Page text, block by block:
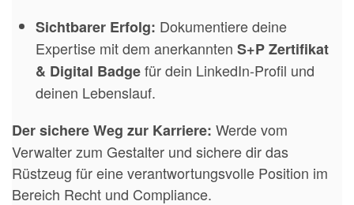
Sichtbarer Erfolg: Dokumentiere deine
Expertise mit dem anerkannten S+P Zertifikat
& Digital Badgefür dein LinkedIn-Profil und
deinen Lebenslauf.
Der sichere Weg zur Karriere: Werde vom
Verwalter zum Gestalter und sichere dir das
Rüstzeug für eine verantwortungsvolle Position im
Bereich Recht und Compliance.